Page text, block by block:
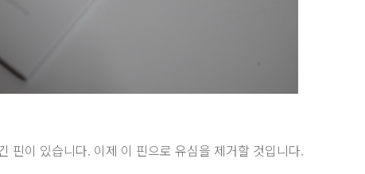
핀이 있습니다. 이제 이 핀으로 유심을 제거할 것입니다.